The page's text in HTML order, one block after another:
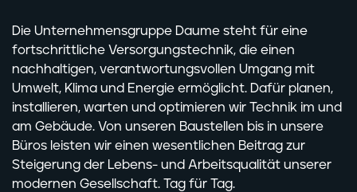
Die Unternehmensgruppe Daume steht für eine
fortschrittliche Versorgungstechnik, die einen
nachhaltigen, verantwortungsvollen Umgang mit
Umwelt, Klima und Energie ermöglicht. Dafür planen,
installieren, warten und optimieren wir Technik im und
am Gebäude. Von unseren Baustellen bis in unsere
Büros leisten wir einen wesentlichen Beitrag zur
Steigerung der Lebens- und Arbeitsqualität unserer
modernen Gesellschaft. Tag für Tag.